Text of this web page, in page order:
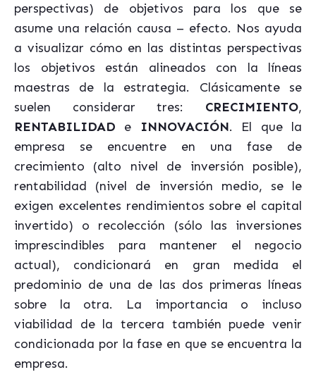
perspectivas) de objetivos para los que se
asume una relación causa – efecto. Nos ayuda
a visualizar cómo en las distintas perspectivas
los objetivos están alineados con la líneas
maestras de la estrategia. Clásicamente se
suelen considerar tres: CRECIMIENTO,
RENTABILIDAD e INNOVACIÓN. El que la
empresa se encuentre en una fase de
crecimiento (alto nivel de inversión posible),
rentabilidad (nivel de inversión medio, se le
exigen excelentes rendimientos sobre el capital
invertido) o recolección (sólo las inversiones
imprescindibles para mantener el negocio
actual), condicionará en gran medida el
predominio de una de las dos primeras líneas
sobre la otra. La importancia o incluso
viabilidad de la tercera también puede venir
condicionada por la fase en que se encuentra la
empresa.